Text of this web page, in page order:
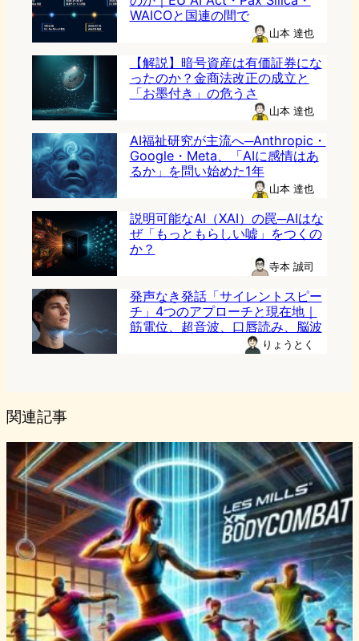
WAICOと国連の間で
山本 達也
【解説】暗号資産は有価証券にな
ったのか？金商法改正の成立と
「お墨付き」の危うさ
山本 達也
AI福祉研究が主流へ─Anthropic・
Google・Meta、「AIに感情はあ
るか」を問い始めた1年
山本 達也
説明可能なAI（XAI）の罠─AIはな
ぜ「もっともらしい嘘」をつくの
か？
寺本 誠司
発声なき発話「サイレントスピー
チ」4つのアプローチと現在地｜
筋電位、超音波、口唇読み、脳波
りょうとく
関連記事